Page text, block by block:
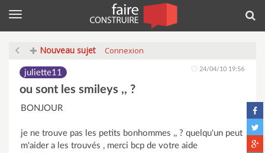
Menu
Nouveau sujet Connexion
juliette11 24/04/10 19:56
ou sont les smileys ,, ?
BONJOUR
je ne trouve pas les petits bonhommes ,, ? quelqu'un peut
m'aider a les trouvés , merci bcp de votre aide